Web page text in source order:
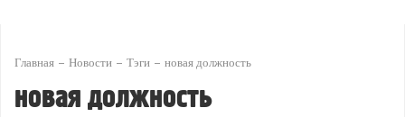
Главная Новости Тэги новая должность
новая должность